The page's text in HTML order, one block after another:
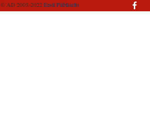
© AD 2005-2022Eesti Piibliselts